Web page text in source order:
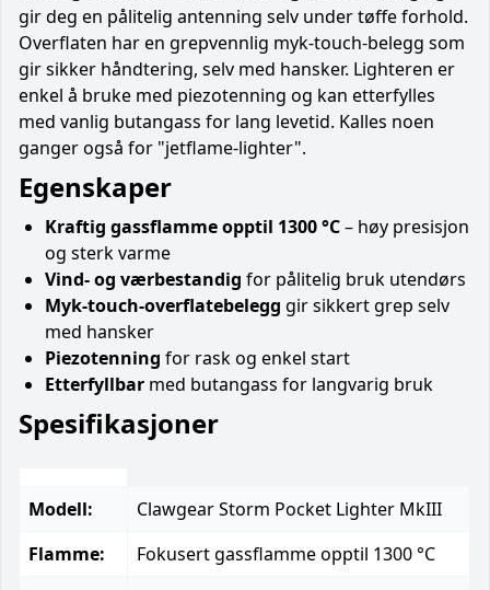
gir deg en pålitelig antenning selv under tøffe forhold.
Overflaten har en grepvennlig myk-touch-belegg som
gir sikker håndtering, selv med hansker. Lighteren er
enkel å bruke med piezotenning og kan etterfylles
med vanlig butangass for lang levetid. Kalles noen
ganger også for "jetflame-lighter".
Egenskaper
Kraftig gassflamme opptil 1300 °C– høy presisjon
og sterk varme
Vind- og værbestandig for pålitelig bruk utendørs
Myk-touch-overflatebelegg gir sikkert grep selv
med hansker
Piezotenning for rask og enkel start
Etterfyllbar med butangass for langvarig bruk
Spesifikasjoner
Modell:
Clawgear Storm Pocket Lighter MkIII
Flamme:
Fokusert gassflamme opptil 1300 °C